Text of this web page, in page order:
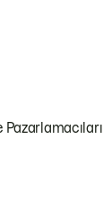
Pazarlamacıları